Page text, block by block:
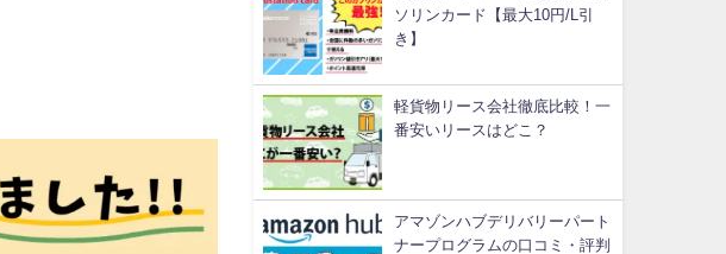
ソリンカード【最大10円/L引
き】
軽貨物リース会社徹底比較！一
番安いリースはどこ？
アマゾンハブデリバリーパート
ナープログラムの口コミ・評判